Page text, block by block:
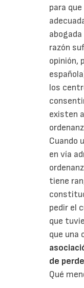
para
razón
opinión,
los
existen
Cuando
en vía
tiene
pedir el
que
que una
de
Qué